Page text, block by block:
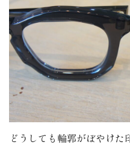
どうしても輪郭がぼやけた